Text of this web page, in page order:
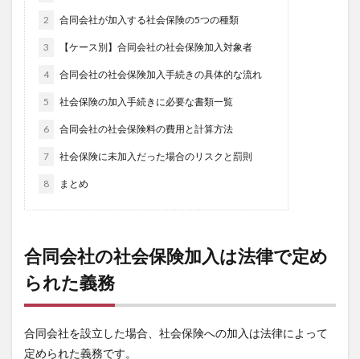
2 合同会社が加入する社会保険の5つの種類
3 【ケース別】合同会社の社会保険加入対象者
4 合同会社の社会保険加入手続きの具体的な流れ
5 社会保険の加入手続きに必要な書類一覧
6 合同会社の社会保険料の費用と計算方法
7 社会保険に未加入だった場合のリスクと罰則
8 まとめ
合同会社の社会保険加入は法律で定め
られた義務
合同会社を設立した場合、社会保険への加入は法律によって
定められた義務です。